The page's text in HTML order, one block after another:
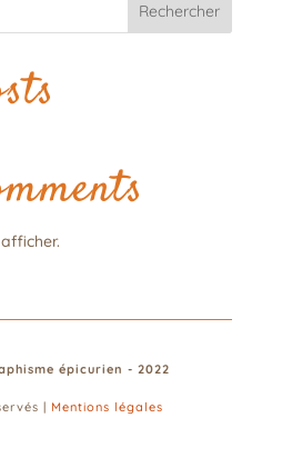
Rechercher
épicurien - 2022
| Mentions légales